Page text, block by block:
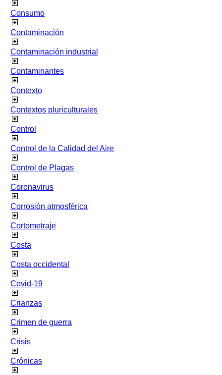
Consumo
Contaminación
Contaminación industrial
Contaminantes
Contexto
Contextos pluriculturales
Control
Control de la Calidad del Aire
Control de Plagas
Coronavirus
Corrosión atmosférica
Cortometraje
Costa
Costa occidental
Covid-19
Crianzas
Crimen de guerra
Crisis
Crónicas